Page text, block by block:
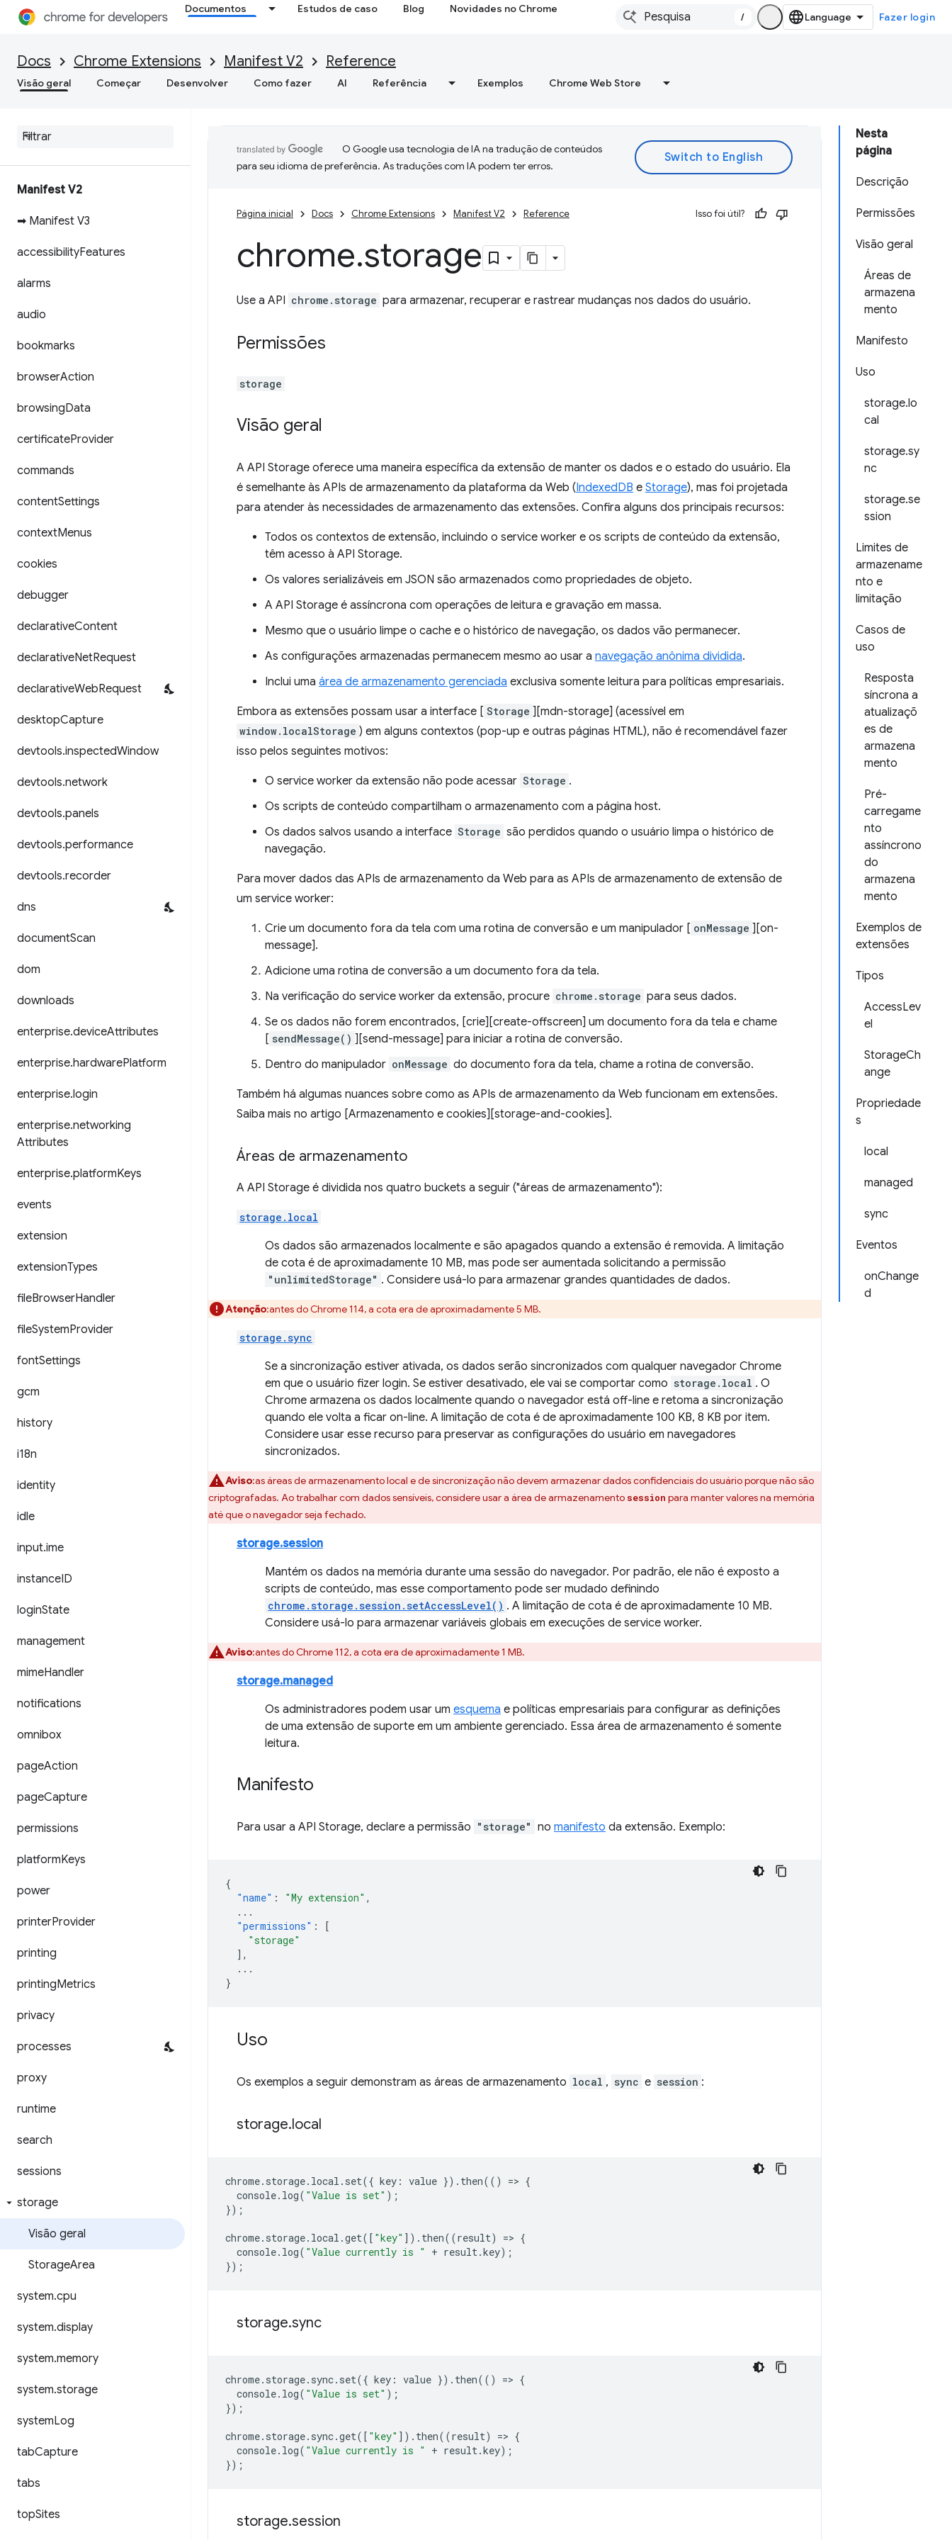
Documentos Estudos de caso Blog Novidades no Chrome
/ Fazer login
Docs Chrome Extensions Manifest V2 Reference
Visão geral Começar Desenvolver Como fazer AI Referência Exemplos Chrome Web Store
Manifest V2
➡ Manifest V3
accessibilityFeatures
alarms
audio
bookmarks
browserAction
browsingData
certificateProvider
commands
contentSettings
contextMenus
cookies
debugger
declarativeContent
declarativeNetRequest
declarativeWebRequest
desktopCapture
devtools.inspectedWindow
devtools.network
devtools.panels
devtools.performance
devtools.recorder
dns
documentScan
dom
downloads
enterprise.deviceAttributes
enterprise.hardwarePlatform
enterprise.login
enterprise.networking
Attributes
enterprise.platformKeys
events
extension
extensionTypes
fileBrowserHandler
fileSystemProvider
fontSettings
gcm
history
i18n
identity
idle
input.ime
instanceID
loginState
management
mimeHandler
notifications
omnibox
pageAction
pageCapture
permissions
platformKeys
power
printerProvider
printing
printingMetrics
privacy
processes
proxy
runtime
search
sessions
storage
Visão geral
StorageArea
system.cpu
system.display
system.memory
system.storage
systemLog
tabCapture
tabs
topSites
Nesta
página
Descrição
Permissões
Visão geral
Áreas de
armazena
mento
Manifesto
Uso
storage.lo
cal
storage.sy
nc
storage.se
ssion
Limites de
armazename
nto e
limitação
Casos de
uso
Resposta
síncrona a
atualizaçõ
es de
armazena
mento
Pré-
carregame
nto
assíncrono
do
armazena
mento
Exemplos de
extensões
Tipos
AccessLev
el
StorageCh
ange
Propriedade
s
local
managed
sync
Eventos
onChange
d
O Google usa tecnologia de IA na tradução de conteúdos
para seu idioma de preferência. As traduções com IA podem ter erros.
Página inicial Docs Chrome Extensions Manifest V2 Reference Isso foi útil?
chrome.storage
Use a API chrome.storage para armazenar, recuperar e rastrear mudanças nos dados do usuário.
Permissões
storage
Visão geral
A API Storage oferece uma maneira específica da extensão de manter os dados e o estado do usuário. Ela
é semelhante às APIs de armazenamento da plataforma da Web (IndexedDB e Storage), mas foi projetada
para atender às necessidades de armazenamento das extensões. Confira alguns dos principais recursos:
Todos os contextos de extensão, incluindo o service worker e os scripts de conteúdo da extensão,
têm acesso à API Storage.
Os valores serializáveis em JSON são armazenados como propriedades de objeto.
A API Storage é assíncrona com operações de leitura e gravação em massa.
Mesmo que o usuário limpe o cache e o histórico de navegação, os dados vão permanecer.
As configurações armazenadas permanecem mesmo ao usar a navegação anônima dividida.
Inclui uma área de armazenamento gerenciada exclusiva somente leitura para políticas empresariais.
Embora as extensões possam usar a interface [ Storage ][mdn-storage] (acessível em
window.localStorage ) em alguns contextos (pop-up e outras páginas HTML), não é recomendável fazer
isso pelos seguintes motivos:
O service worker da extensão não pode acessar Storage .
Os scripts de conteúdo compartilham o armazenamento com a página host.
Os dados salvos usando a interface Storage são perdidos quando o usuário limpa o histórico de
navegação.
Para mover dados das APIs de armazenamento da Web para as APIs de armazenamento de extensão de
um service worker:
Crie um documento fora da tela com uma rotina de conversão e um manipulador [ onMessage ][on-
message].
Adicione uma rotina de conversão a um documento fora da tela.
Na verificação do service worker da extensão, procure chrome.storage para seus dados.
Se os dados não forem encontrados, [crie][create-offscreen] um documento fora da tela e chame
[ sendMessage() ][send-message] para iniciar a rotina de conversão.
Dentro do manipulador onMessage do documento fora da tela, chame a rotina de conversão.
Também há algumas nuances sobre como as APIs de armazenamento da Web funcionam em extensões.
Saiba mais no artigo [Armazenamento e cookies][storage-and-cookies].
Áreas de armazenamento
A API Storage é dividida nos quatro buckets a seguir ("áreas de armazenamento"):
storage.local
Os dados são armazenados localmente e são apagados quando a extensão é removida. A limitação
de cota é de aproximadamente 10 MB, mas pode ser aumentada solicitando a permissão
"unlimitedStorage" . Considere usá-lo para armazenar grandes quantidades de dados.
Atenção:antes do Chrome 114, a cota era de aproximadamente 5 MB.
storage.sync
Se a sincronização estiver ativada, os dados serão sincronizados com qualquer navegador Chrome
em que o usuário fizer login. Se estiver desativado, ele vai se comportar como storage.local . O
Chrome armazena os dados localmente quando o navegador está off-line e retoma a sincronização
quando ele volta a ficar on-line. A limitação de cota é de aproximadamente 100 KB, 8 KB por item.
Considere usar esse recurso para preservar as configurações do usuário em navegadores
sincronizados.
Aviso:as áreas de armazenamento local e de sincronização não devem armazenar dados confidenciais do usuário porque não são
criptografadas. Ao trabalhar com dados sensíveis, considere usar a área de armazenamento session para manter valores na memória
até que o navegador seja fechado.
storage.session
Mantém os dados na memória durante uma sessão do navegador. Por padrão, ele não é exposto a
scripts de conteúdo, mas esse comportamento pode ser mudado definindo
chrome.storage.session.setAccessLevel() . A limitação de cota é de aproximadamente 10 MB.
Considere usá-lo para armazenar variáveis globais em execuções de service worker.
Aviso:antes do Chrome 112, a cota era de aproximadamente 1 MB.
storage.managed
Os administradores podem usar um esquema e políticas empresariais para configurar as definições
de uma extensão de suporte em um ambiente gerenciado. Essa área de armazenamento é somente
leitura.
Manifesto
Para usar a API Storage, declare a permissão "storage" no manifesto da extensão. Exemplo:
{
"name" : "My extension" ,
...
"permissions" :
[
"storage"
],
...
}
Uso
Os exemplos a seguir demonstram as áreas de armazenamento local , sync e session :
storage.local
chrome. storage. local . set({ key : value }). then(() => {
console. log( "Value is set" );
});
chrome. storage. local .get([ "key" ]). then((result) => {
console. log( "Value currently is " + result.key);
});
storage.sync
chrome. storage. sync. set({ key : value }). then(() => {
console. log( "Value is set" );
});
chrome. storage. sync.get([ "key" ]). then((result) => {
console. log( "Value currently is " + result.key);
});
storage.session